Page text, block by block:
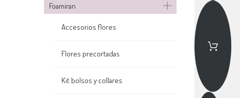
Foamiran
Accesorios flores
Flores precortadas
Kit bolsos y collares